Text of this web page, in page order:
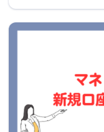
相続人が配偶者、子